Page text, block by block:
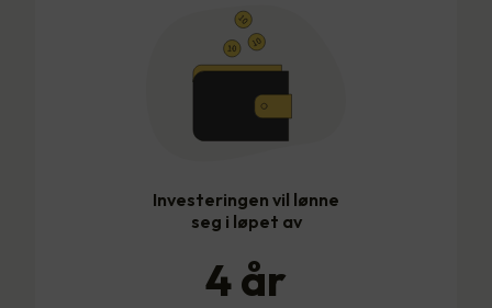
Investeringen vil lønne
seg i løpet av
4år